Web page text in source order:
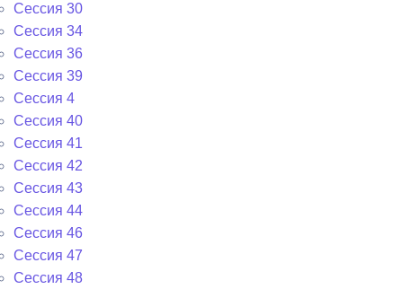
Сессия 30
Сессия 34
Сессия 36
Сессия 39
Сессия 4
Сессия 40
Сессия 41
Сессия 42
Сессия 43
Сессия 44
Сессия 46
Сессия 47
Сессия 48